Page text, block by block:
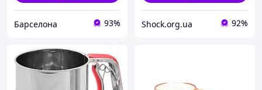
Барселона 93% Shock.org.ua 92%